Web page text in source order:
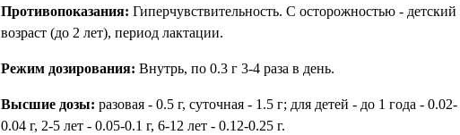
Противопоказания: Гиперчувствительность. С осторожностью - детский
возраст (до 2 лет), период лактации.
Режим дозирования: Внутрь, по 0.3 г 3-4 раза в день.
Высшие дозы: разовая - 0.5 г, суточная - 1.5 г; для детей - до 1 года - 0.02-
0.04 г, 2-5 лет - 0.05-0.1 г, 6-12 лет - 0.12-0.25 г.